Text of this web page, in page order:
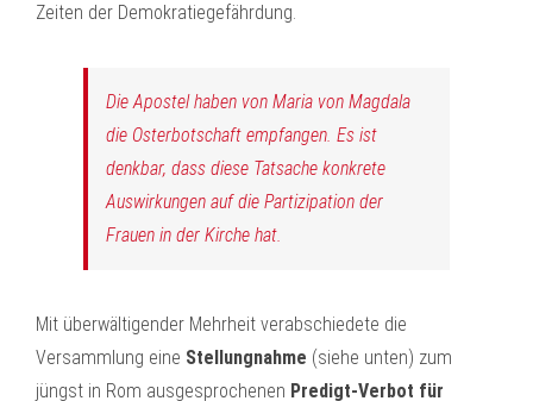
Zeiten der Demokratiegefährdung.
Die Apostel haben von Maria von Magdala
die Osterbotschaft empfangen. Es ist
denkbar, dass diese Tatsache konkrete
Auswirkungen auf die Partizipation der
Frauen in der Kirche hat.
Mit überwältigender Mehrheit verabschiedete die
Versammlung eine Stellungnahme (siehe unten) zum
jüngst in Rom ausgesprochenen Predigt-Verbot für